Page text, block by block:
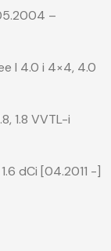
–
I 4.0 i 4×4, 4.0
1.8 VVTL-i
dCi [04.2011 -]